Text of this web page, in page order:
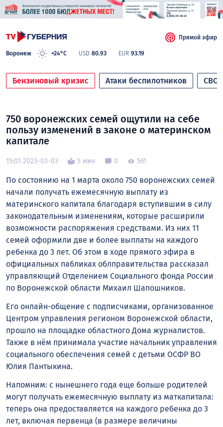
Воронеж +24°C USD 80.93 EUR 93.19
Прямой эфир
Бензиновый кризис Атаки беспилотников СВО
750 воронежских семей ощутили на себе
пользу изменений в законе о материнском
капитале
15:01 2023-03-03 5 мин 0 561
По состоянию на 1 марта около 750 воронежских семей
начали получать ежемесячную выплату из
материнского капитала благодаря вступившим в силу
законодательным изменениям, которые расширили
возможности распоряжения средствами. Из них 11
семей оформили две и более выплаты на каждого
ребенка до 3 лет. Об этом в ходе прямого эфира в
официальных пабликах облправительства рассказал
управляющий Отделением Социального фонда России
по Воронежской области Михаил Шапошников.
Его онлайн-общение с подписчиками, организованное
Центром управления регионом Воронежской области,
прошло на площадке областного Дома журналистов.
Также в нём принимала участие начальник управления
социального обеспечения семей с детьми ОСФР ВО
Юлия Пантыкина.
Напомним: с нынешнего года еще больше родителей
могут получать ежемесячную выплату из маткапитала:
теперь она предоставляется на каждого ребенка до 3
лет, включая первенца (в размере величины